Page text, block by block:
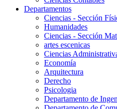
Departamentos
Ciencias - Sección
Humanidades
Ciencias - Sección
artes escenicas
Ciencias
Economía
Arquitectura
Derecho
Psicologia
Departamento de